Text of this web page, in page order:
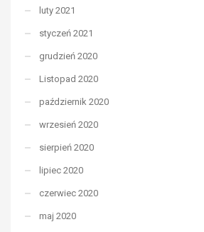
luty 2021
styczeń 2021
grudzień 2020
Listopad 2020
październik 2020
wrzesień 2020
sierpień 2020
lipiec 2020
czerwiec 2020
maj 2020